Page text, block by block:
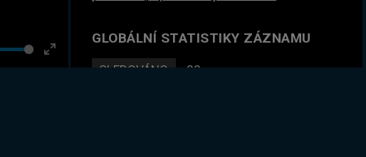
Enter
GLOBÁLNÍ STATISTIKY ZÁZNAMU
SLEDOVÁNO 20×